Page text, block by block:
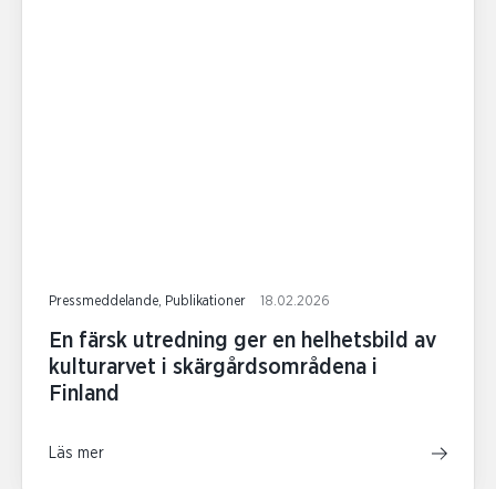
Pressmeddelande, Publikationer 18.02.2026
En färsk utredning ger en helhetsbild av
kulturarvet i skärgårdsområdena i
Finland
Läs mer